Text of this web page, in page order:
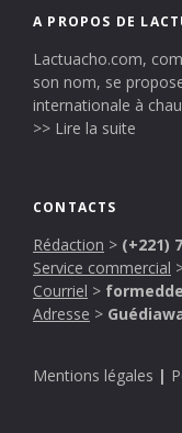
A PROPOS DE
Lactuacho.com,
son nom, se
internationale à
>> Lire la suite
CONTACTS
Rédaction > (+221)
Service commercial
Courriel >
Adresse >
Mentions légales |